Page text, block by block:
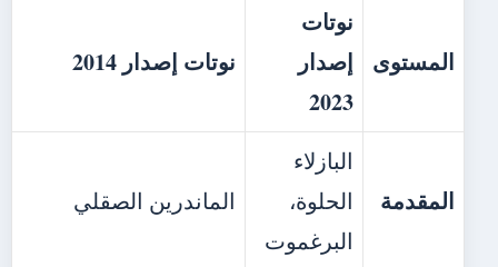
المستوى
نوتات
إصدار
2023
نوتات إصدار 2014
المقدمة
البازلاء
الحلوة،
البرغموت
الماندرين الصقلي